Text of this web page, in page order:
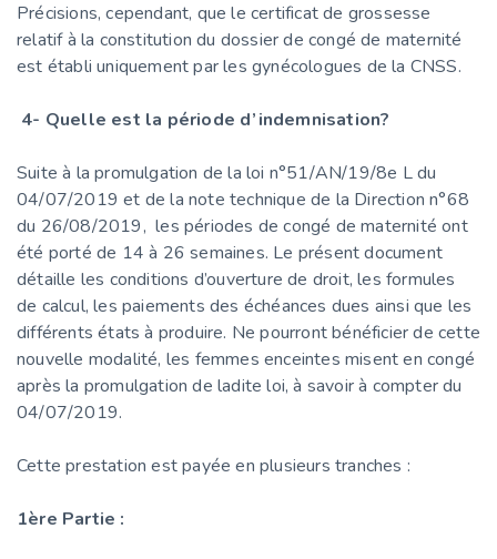
Précisions, cependant, que le certificat de grossesse
relatif à la constitution du dossier de congé de maternité
est établi uniquement par les gynécologues de la CNSS.
4- Quelle est la période d’indemnisation?
Suite à la promulgation de la loi n°51/AN/19/8e L du
04/07/2019 et de la note technique de la Direction n°68
du 26/08/2019, les périodes de congé de maternité ont
été porté de 14 à 26 semaines. Le présent document
détaille les conditions d’ouverture de droit, les formules
de calcul, les paiements des échéances dues ainsi que les
différents états à produire. Ne pourront bénéficier de cette
nouvelle modalité, les femmes enceintes misent en congé
après la promulgation de ladite loi, à savoir à compter du
04/07/2019.
Cette prestation est payée en plusieurs tranches :
1ère Partie :